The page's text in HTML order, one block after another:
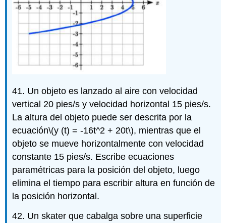
41. Un objeto es lanzado al aire con velocidad
vertical 20 pies/s y velocidad horizontal 15 pies/s.
La altura del objeto puede ser descrita por la
ecuación\(y (t) = -16t^2 + 20t\), mientras que el
objeto se mueve horizontalmente con velocidad
constante 15 pies/s. Escribe ecuaciones
paramétricas para la posición del objeto, luego
elimina el tiempo para escribir altura en función de
la posición horizontal.
42. Un skater que cabalga sobre una superficie